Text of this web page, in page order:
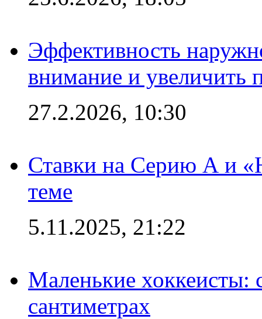
Эффективность
внимание и увеличить
27.2.2026, 10:30
Ставки на Серию А и
теме
5.11.2025, 21:22
Маленькие хоккеисты:
сантиметрах